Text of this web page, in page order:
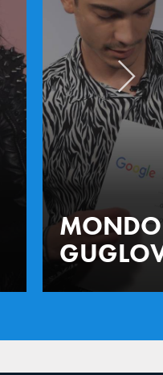
MONDO